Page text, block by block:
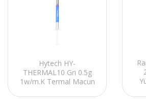
Hytech HY-
THERMAL10 Gri 0.5g
1w/m.K Termal Macun